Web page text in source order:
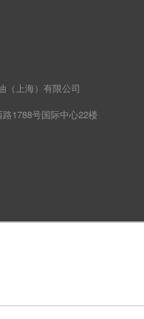
（上海）有限公司
路1788号国际中心22楼